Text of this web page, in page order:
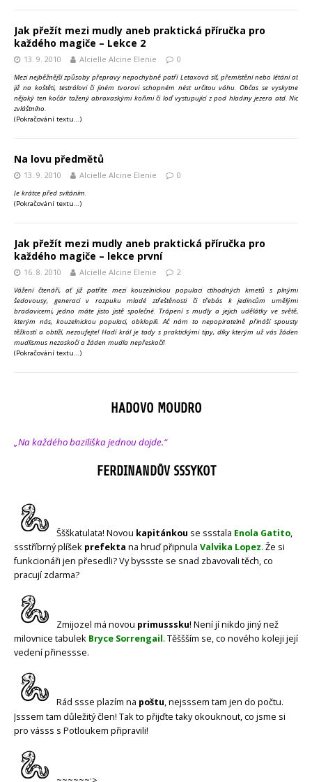
Jak přežít mezi mudly aneb praktická příručka pro
každého magiče – Lekce 2
13. 9. 2010 Alcielle Alcine Elenie 0
Mezi nejběžnější způsoby přepravy nepochybně patří Letaxová síť, přemístění nebo létání ať
již na koštěti, testrálovi či jiném tvorovi schopném nést určitou váhu. Občas se vyskytne
nějaký ten kočár tažený abraxaskými koňmi či loď vystupující z pod hladiny jezera atd. Nic
zvláštního.
(Pokračování textu…)
Na lovu předmětů
13. 9. 2010 Alcielle Alcine Elenie 0
Je krátce před svítáním.
(Pokračování textu…)
Jak přežít mezi mudly aneb praktická příručka pro
každého magiče – lekce první
16. 8. 2010 Alcielle Alcine Elenie 2
Vážení čtenáři, ať již patříte mezi kouzelnickou populaci ctihodných kmetů s plnými
šedovousy, generaci v rozpuku mladé ztřeštěnosti či třeba´s k jedincům umělými
bradavicemi, jedno máte jisto jistě společné. Trápení s mudly a jejich udělátky ve světě,
kterým nás, kouzelnickou populaci, obklopili. Ač nám to nepopiratelně přináší spousty
těžkostí a obtíží, nezoufejte! Hadí král je tady s praktickými tipy, díky kterým už vás žáden
mudlismus nezaskočí a žáden mudla nepřeskočí!
(Pokračování textu…)
HADOVO MOUDRO
„Na každého baziliška jednou dojde.“
FERDINANDŮV SSSYKOT
Ššškatulata! Novou kapitánkou se ssstala Enola Gatito,
ssstříbrný plíšek prefekta na hruď připnula Valvika Lopez. Že si
funkcionáři jen přesedli? Vy byssste se snad zbavovali těch, co
pracují zdarma?
Zmijozel má novou primusssku! Není jí nikdo jiný než
milovnice tabulek Bryce Sorrengail. Těššším se, co nového koleji její
vedení přinessse.
Rád ssse plazím na poštu, nejsssem tam jen do počtu.
Jsssem tam důležitý člen! Tak to přijďte taky okouknout, co jsme si
pro vásss s Potloukem připravili!